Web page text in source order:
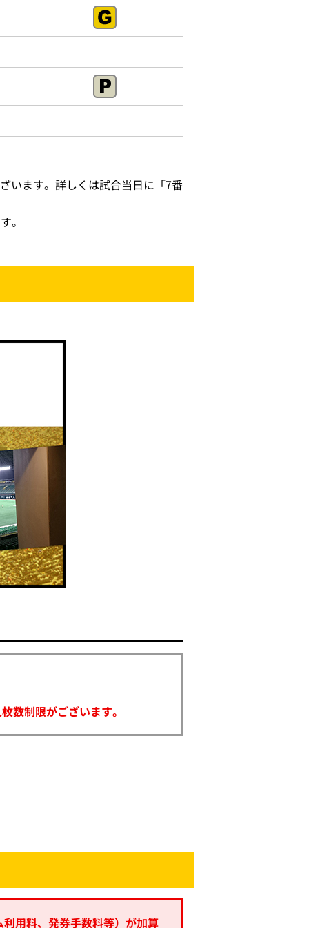
います。詳しくは試合当日に「7番
。
数制限がございます。
用料、発券手数料等）が加算